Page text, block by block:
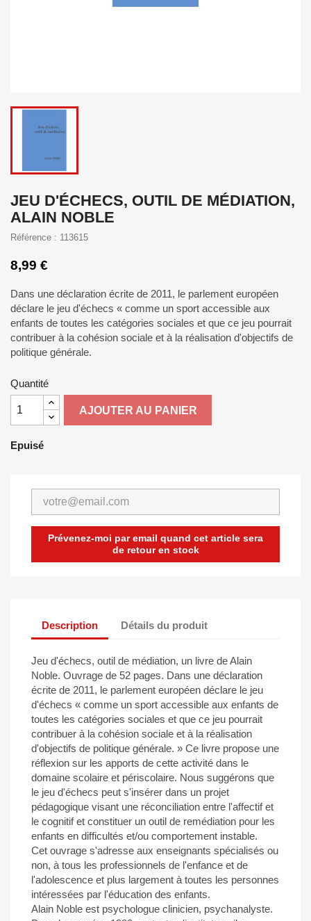
JEU D'ÉCHECS, OUTIL DE MÉDIATION,
ALAIN NOBLE
Référence : 113615
8,99 €
Dans une déclaration écrite de 2011, le parlement européen
déclare le jeu d'échecs « comme un sport accessible aux
enfants de toutes les catégories sociales et que ce jeu pourrait
contribuer à la cohésion sociale et à la réalisation d'objectifs de
politique générale.
Quantité
AJOUTER AU PANIER
Epuisé
Prévenez-moi par email quand cet article sera
de retour en stock
Description Détails du produit
Jeu d'échecs, outil de médiation, un livre de Alain
Noble. Ouvrage de 52 pages. Dans une déclaration
écrite de 2011, le parlement européen déclare le jeu
d'échecs « comme un sport accessible aux enfants de
toutes les catégories sociales et que ce jeu pourrait
contribuer à la cohésion sociale et à la réalisation
d'objectifs de politique générale. » Ce livre propose une
réflexion sur les apports de cette activité dans le
domaine scolaire et périscolaire. Nous suggérons que
le jeu d'échecs peut s'insérer dans un projet
pédagogique visant une réconciliation entre l'affectif et
le cognitif et constituer un outil de remédiation pour les
enfants en difficultés et/ou comportement instable.
Cet ouvrage s'adresse aux enseignants spécialisés ou
non, à tous les professionnels de l'enfance et de
l'adolescence et plus largement à toutes les personnes
intéressées par l'éducation des enfants.
Alain Noble est psychologue clinicien, psychanalyste.